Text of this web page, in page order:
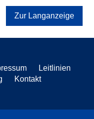
Zur Langanzeige
Leitlinien
Kontakt